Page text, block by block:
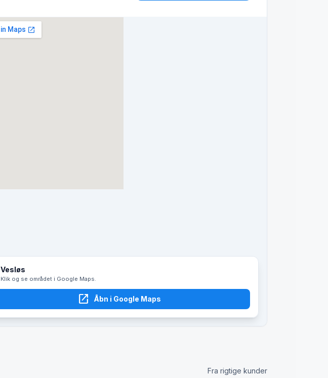
Vesløs
Klik og se området i Google Maps.
open_in_new Åbn i Google Maps
Fra rigtige kunder